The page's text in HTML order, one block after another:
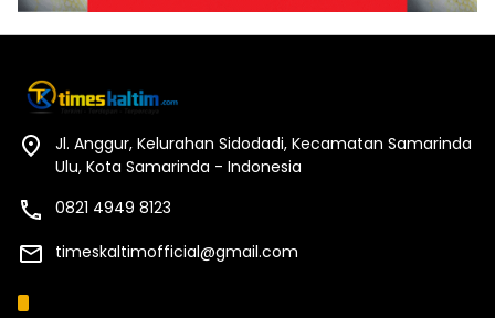
Jl. Anggur, Kelurahan Sidodadi, Kecamatan Samarinda
Ulu, Kota Samarinda - Indonesia
0821 4949 8123
timeskaltimofficial@gmail.com